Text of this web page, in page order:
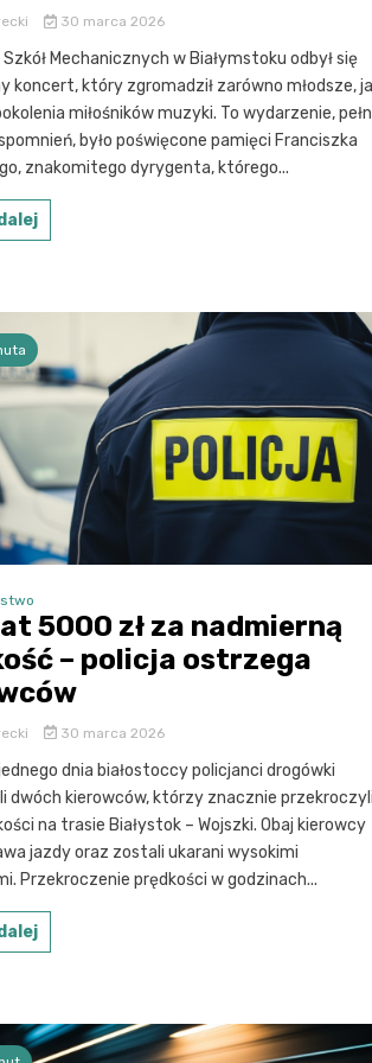
30 marca 2026
Szkół Mechanicznych w Białymstoku odbył się
koncert, który zgromadził zarówno młodsze,
miłośników muzyki. To wydarzenie,
było poświęcone pamięci Franciszka
znakomitego dyrygenta, którego...
5000 zł za nadmierną
– policja ostrzega
30 marca 2026
dnia białostoccy policjanci drogówki
dwóch kierowców, którzy znacznie
na trasie Białystok – Wojszki. Obaj kierowcy
jazdy oraz zostali ukarani wysokimi
Przekroczenie prędkości w godzinach...